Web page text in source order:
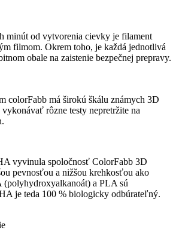
minút od vytvorenia cievky je filament
filmom. Okrem toho, je každá jednotlivá
obale na zaistenie bezpečnej prepravy.
colorFabb má širokú škálu známych 3D
rôzne testy nepretržite na
vyvinula spoločnosť ColorFabb 3D
pevnosťou a nižšou krehkosťou ako
a PLA sú
je teda 100 % biologicky odbúrateľný.